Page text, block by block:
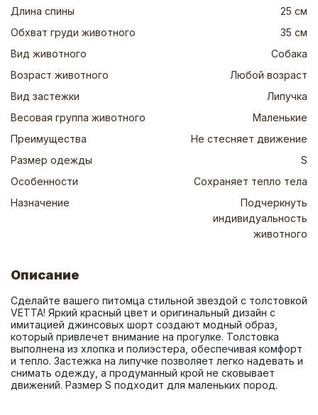
Длина спины
25 см
Обхват груди животного
35 см
Вид животного
Собака
Возраст животного
Любой возраст
Вид застежки
Липучка
Весовая группа животного
Маленькие
Преимущества
Не стесняет движение
Размер одежды
S
Особенности
Сохраняет тепло тела
Назначение
Подчеркнуть
индивидуальность
животного
Описание
Сделайте вашего питомца стильной звездой с толстовкой
VETTA! Яркий красный цвет и оригинальный дизайн с
имитацией джинсовых шорт создают модный образ,
который привлечет внимание на прогулке. Толстовка
выполнена из хлопка и полиэстера, обеспечивая комфорт
и тепло. Застежка на липучке позволяет легко надевать и
снимать одежду, а продуманный крой не сковывает
движений. Размер S подходит для маленьких пород.